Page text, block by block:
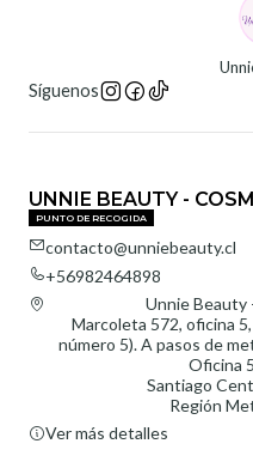
Síguenos
UNNIE BEAUTY -
PUNTO DE RECOGIDA
contacto@unniebeauty.cl
+56982464898
Unnie Beauty
Marcoleta 572, oficina
número 5). A pasos de
Oficina
Santiago
Región
Ver más detalles